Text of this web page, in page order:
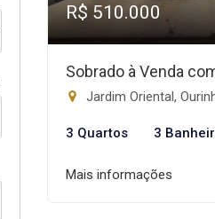
R$ 510.000
Sobrado à Venda
Jardim Oriental,
3 Quartos 3
Mais informações